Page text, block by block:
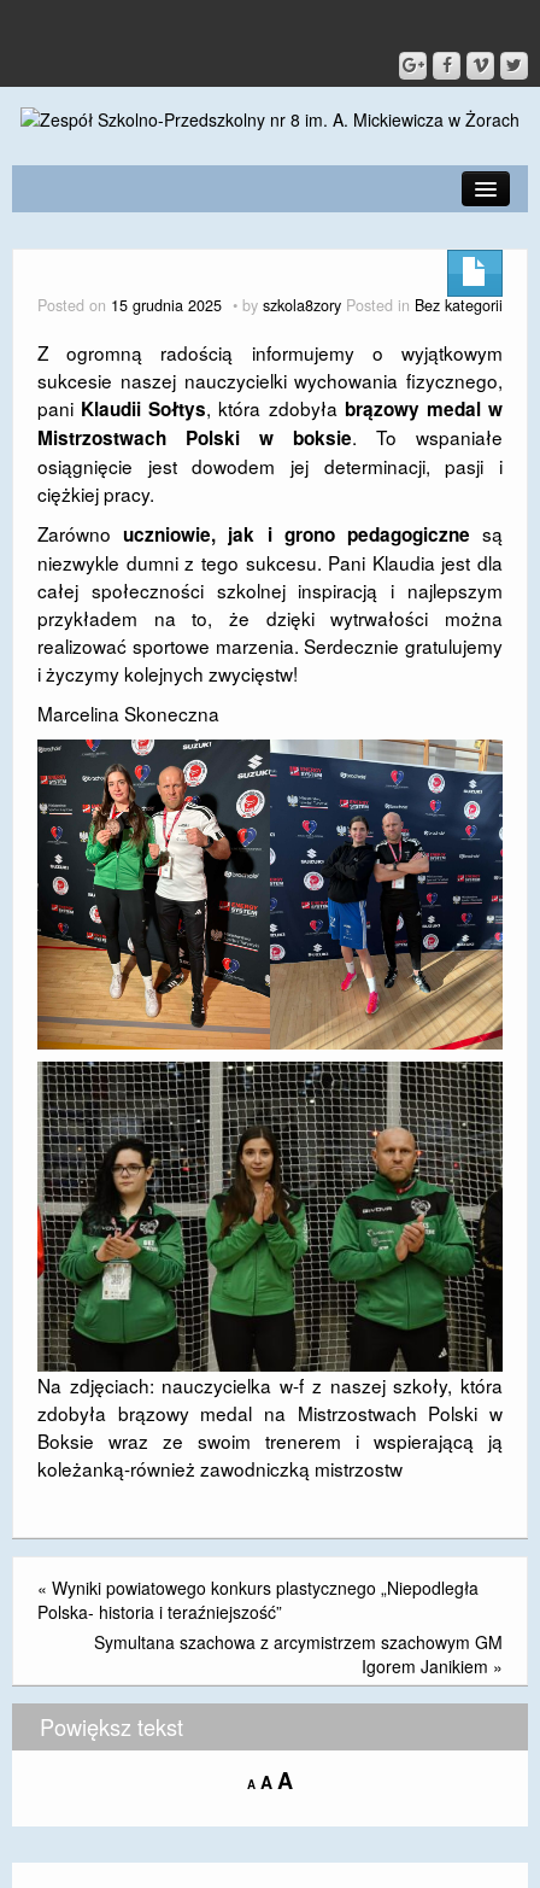
DLA RODZICÓW I UCZNIÓW
DLA PRACOWNIKÓW
GALERIA
SPORT
DOSTĘPNOŚĆ
POLITYKA PRYWATNOŚCI
RODO
EGZAMIN ÓSMOKLASISTY
STANDARDY OCHRONY MAŁOLETNICH
PROJEKT ,,SZKOŁY Z JAKOŚCIĄ – ROZWÓJ
KSZTAŁCENIA OGÓLNEGO NA TERENIE MIASTA
ŻORY”
REKRUTACJA 2026/2027
mLegitymacja
Posted on 15 grudnia 2025 by szkola8zory Posted in Bez kategorii
Z ogromną radością informujemy o wyjątkowym
sukcesie naszej nauczycielki wychowania fizycznego,
pani Klaudii Sołtys, która zdobyła brązowy medal w
Mistrzostwach Polski w boksie. To wspaniałe
osiągnięcie jest dowodem jej determinacji, pasji i
ciężkiej pracy.
Zarównouczniowie, jak i grono pedagogiczne są
niezwykle dumni z tego sukcesu. Pani Klaudia jest dla
całej społeczności szkolnej inspiracją i najlepszym
przykładem na to, że dzięki wytrwałości można
realizować sportowe marzenia. Serdecznie gratulujemy
i życzymy kolejnych zwycięstw!
Marcelina Skoneczna
Na zdjęciach: nauczycielka w-f z naszej szkoły, która
zdobyła brązowy medal na Mistrzostwach Polski w
Boksie wraz ze swoim trenerem i wspierającą ją
koleżanką-również zawodniczką mistrzostw
« Wyniki powiatowego konkurs plastycznego „Niepodległa
Polska- historia i teraźniejszość”
Symultana szachowa z arcymistrzem szachowym GM
Igorem Janikiem »
Powiększ tekst
A Decrease
size.
A Reset
size.
AIncrease
size.